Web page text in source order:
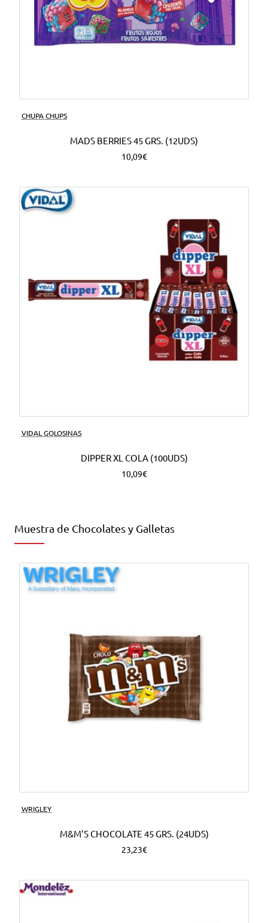
CHUPA CHUPS
MADS BERRIES 45 GRS. (12UDS)
10,09€
VIDAL GOLOSINAS
DIPPER XL COLA (100UDS)
10,09€
Muestra de Chocolates y Galletas
WRIGLEY
M&M'S CHOCOLATE 45 GRS. (24UDS)
23,23€